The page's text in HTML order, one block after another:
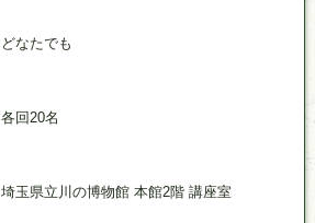
どなたでも
各回20名
埼玉県立川の博物館 本館2階 講座室